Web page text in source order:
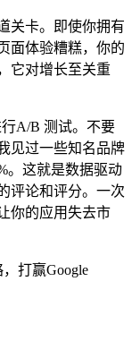
关卡。即使你拥有
面体验糟糕，你的
它对增长至关重
行A/B 测试。不要
见过一些知名品牌
。这就是数据驱动
评论和评分。一次
你的应用失去市